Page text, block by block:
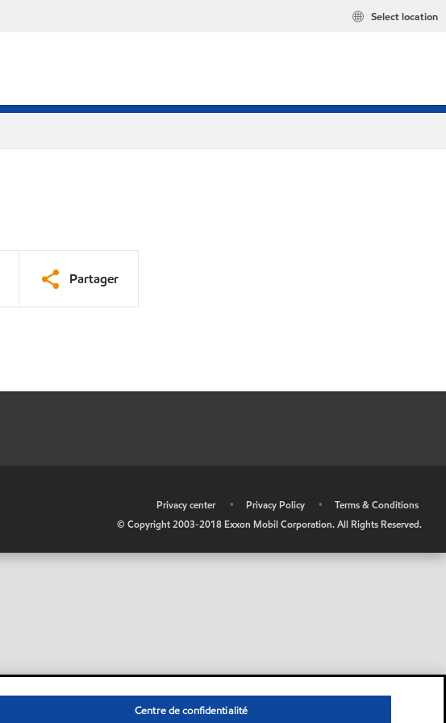
Select location
Partager
Privacy center • Privacy Policy •
Terms & Conditions
© Copyright 2003-2018 Exxon Mobil Corporation. All Rights Reserved.
Centre de confidentialité